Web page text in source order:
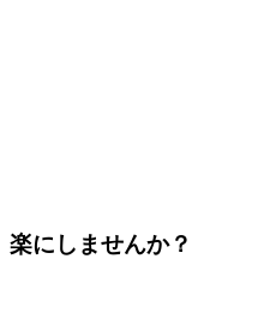
にしませんか？